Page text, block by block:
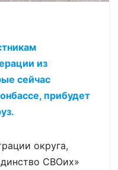
из
сейчас
прибудет
округа,
СВОих»